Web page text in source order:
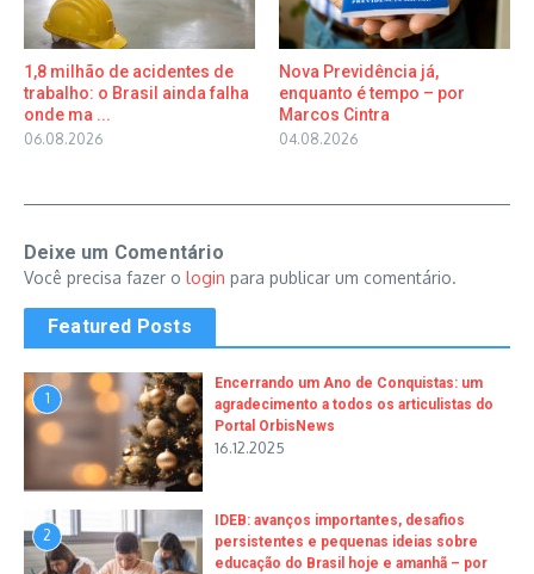
1,8 milhão de acidentes de
trabalho: o Brasil ainda falha
onde ma ...
06.08.2026
Nova Previdência já,
enquanto é tempo – por
Marcos Cintra
04.08.2026
Deixe um Comentário
Você precisa fazer o login para publicar um comentário.
Featured Posts
1
Encerrando um Ano de Conquistas: um
agradecimento a todos os articulistas do
Portal OrbisNews
16.12.2025
2
IDEB: avanços importantes, desafios
persistentes e pequenas ideias sobre
educação do Brasil hoje e amanhã – por